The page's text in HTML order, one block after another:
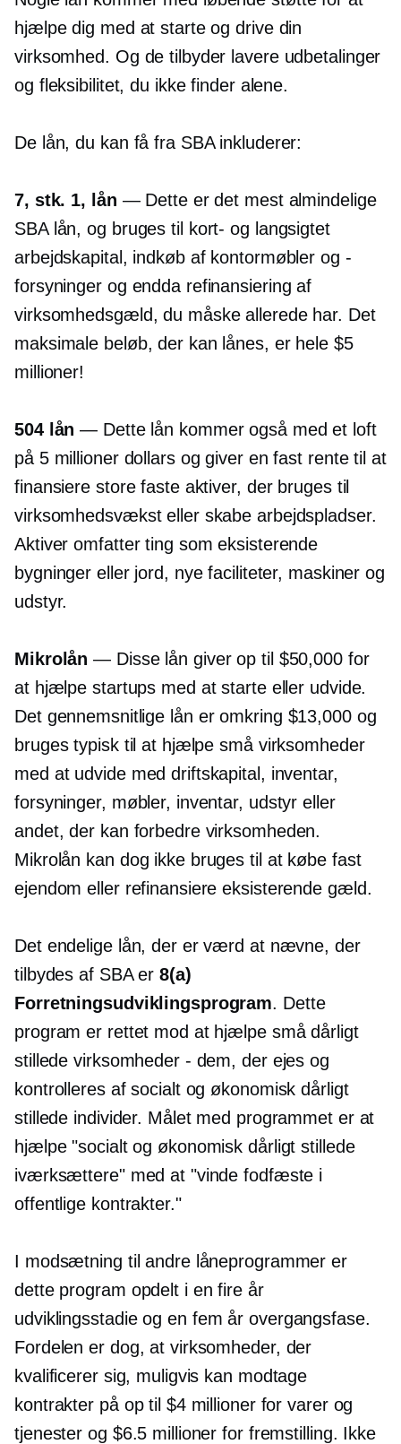
hjælpe dig med at starte og drive din
virksomhed. Og de tilbyder lavere udbetalinger
og fleksibilitet, du ikke finder alene.
De lån, du kan få fra SBA inkluderer:
7, stk. 1, lån — Dette er det mest almindelige
SBA lån, og bruges til kort- og langsigtet
arbejdskapital, indkøb af kontormøbler og -
forsyninger og endda refinansiering af
virksomhedsgæld, du måske allerede har. Det
maksimale beløb, der kan lånes, er hele $5
millioner!
504 lån — Dette lån kommer også med et loft
på 5 millioner dollars og giver en fast rente til at
finansiere store faste aktiver, der bruges til
virksomhedsvækst eller skabe arbejdspladser.
Aktiver omfatter ting som eksisterende
bygninger eller jord, nye faciliteter, maskiner og
udstyr.
Mikrolån — Disse lån giver op til $50,000 for
at hjælpe startups med at starte eller udvide.
Det gennemsnitlige lån er omkring $13,000 og
bruges typisk til at hjælpe små virksomheder
med at udvide med driftskapital, inventar,
forsyninger, møbler, inventar, udstyr eller
andet, der kan forbedre virksomheden.
Mikrolån kan dog ikke bruges til at købe fast
ejendom eller refinansiere eksisterende gæld.
Det endelige lån, der er værd at nævne, der
tilbydes af SBA er8(a)
Forretningsudviklingsprogram. Dette
program er rettet mod at hjælpe små dårligt
stillede virksomheder - dem, der ejes og
kontrolleres af socialt og økonomisk dårligt
stillede individer. Målet med programmet er at
hjælpe "socialt og økonomisk dårligt stillede
iværksættere" med at "vinde fodfæste i
offentlige kontrakter."
I modsætning til andre låneprogrammer er
dette program opdelt i enfire år
udviklingsstadie og en fem år overgangsfase.
Fordelen er dog, at virksomheder, der
kvalificerer sig, muligvis kan modtage
kontrakter på op til $4 millioner for varer og
tjenester og $6.5 millioner for fremstilling. Ikke